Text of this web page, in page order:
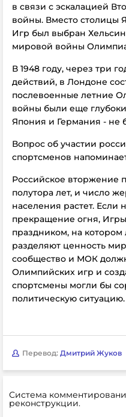
в связи с эскалацией
войны. Вместо столицы
Игр был выбран
мировой войны
В 1948 году, через три
действий, в Лондоне
послевоенные летние
войны были еще
Япония и Германия - не
Вопрос об участии
спортсменов
Российское вторжение
полутора лет, и число
населения растет. Если
прекращение огня,
праздником, на
разделяют ценность
сообщество и МОК
Олимпийских игр и
спортсмены могли бы
политическую ситуацию.
Перевод: Дмитрий Жуков
Система
реконструкции.